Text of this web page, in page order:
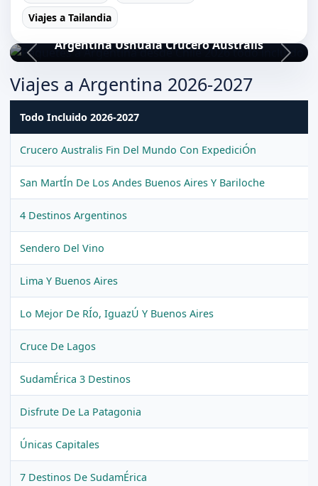
Viajes a Tailandia
Argentina Ushuaia Crucero Australis
Viajes a Argentina 2026-2027
Todo Incluido 2026-2027
Crucero Australis Fin Del Mundo Con ExpediciÓn
San MartÍn De Los Andes Buenos Aires Y Bariloche
4 Destinos Argentinos
Sendero Del Vino
Lima Y Buenos Aires
Lo Mejor De RÍo, IguazÚ Y Buenos Aires
Cruce De Lagos
SudamÉrica 3 Destinos
Disfrute De La Patagonia
Únicas Capitales
7 Destinos De SudamÉrica